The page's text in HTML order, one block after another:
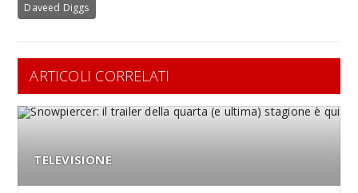
Daveed Diggs
ARTICOLI CORRELATI
TELEVISIONE